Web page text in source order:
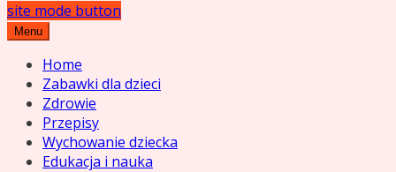
Porady
site mode button
Menu
Home
Zabawki dla dzieci
Zdrowie
Przepisy
Wychowanie dziecka
Edukacja i nauka